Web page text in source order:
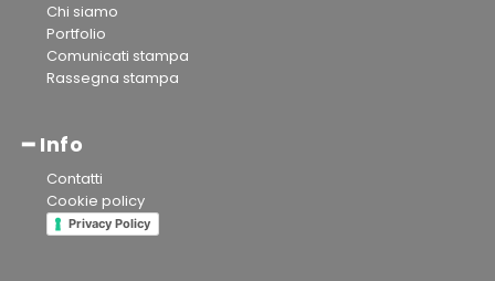
Chi siamo
Portfolio
Comunicati stampa
Rassegna stampa
━ Info
Contatti
Cookie policy
Privacy Policy